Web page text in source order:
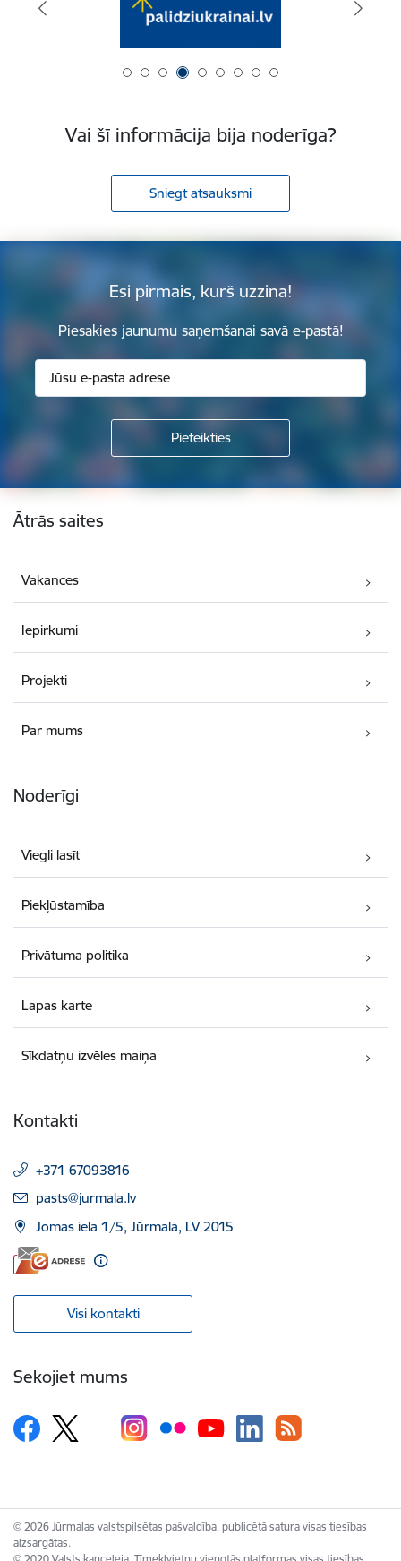
Vai šī informācija bija noderīga?
Sniegt atsauksmi
Esi pirmais, kurš uzzina!
Piesakies jaunumu saņemšanai savā e-pastā!
Kājene
Ātrās saites
Vakances
Iepirkumi
Projekti
Par mums
Noderīgi
Viegli lasīt
Piekļūstamība
Privātuma politika
Lapas karte
Sīkdatņu izvēles maiņa
Kontakti
+371 67093816
E-pasts:
pasts@jurmala.lv
Jomas iela 1/5, Jūrmala, LV 2015
Visi kontakti
Sekojiet mums
© 2026 Jūrmalas valstspilsētas pašvaldība, publicētā satura visas tiesības
aizsargātas.